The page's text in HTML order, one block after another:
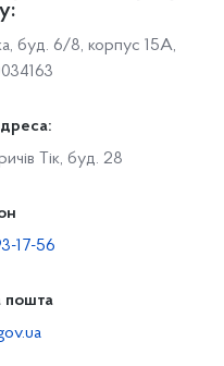
буд. 6/8, корпус 15А,
Тік, буд. 28
17-56
пошта